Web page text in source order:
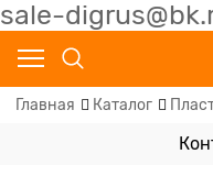
sale-
Главная Каталог